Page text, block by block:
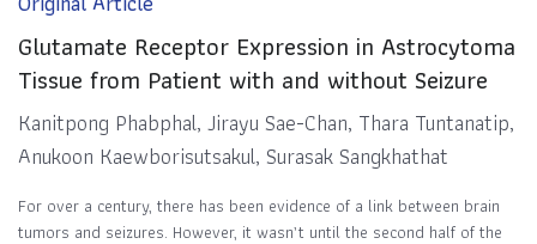
Glutamate Receptor Expression in Astrocytoma
Tissue from Patient with and without Seizure
Kanitpong Phabphal, Jirayu Sae-Chan, Thara Tuntanatip,
Anukoon Kaewborisutsakul, Surasak Sangkhathat
For over a century, there has been evidence of a link between brain
tumors and seizures. However, it wasn’t until the second half of the